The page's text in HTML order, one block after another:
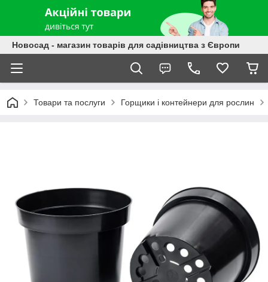
Новосад - магазин товарів для садівництва з Європи
Товари та послуги Горщики і контейнери для рослин